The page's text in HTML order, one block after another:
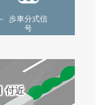
歩車分式信
号
付近